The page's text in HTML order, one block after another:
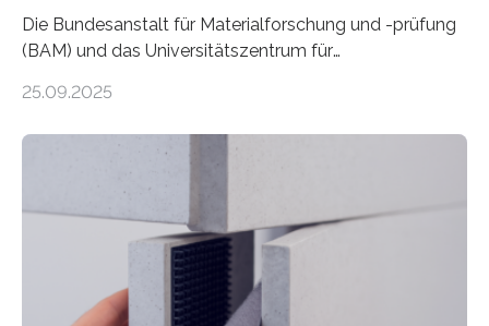
Die Bundesanstalt für Materialforschung und -prüfung
(BAM) und das Universitätszentrum für
untersuchen in einem gemeinsamen Forschungsprojekt
Ziel ist es, die Einsatzmöglichkeiten dieses innovativen
sicherem und nachhaltigem Bauen zu leisten.
Textilbeton ist ein moderner Verbundwerkstoff, der aus
einer feinkörnigen Betonmatrix und einer textilen
Bewehrung besteht – meist aus Carbon-, Glas- oder
Basaltfasern. Anders als herkömmlicher Stahlbeton, bei
25.09.2025